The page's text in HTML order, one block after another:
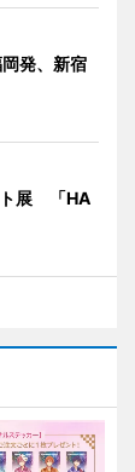
発、新宿
ト展 「HA